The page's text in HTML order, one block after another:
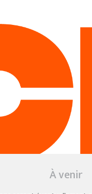
À venir